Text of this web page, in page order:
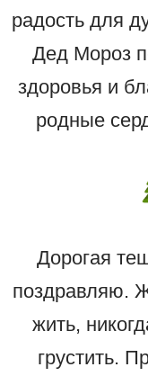
радость для
Дед Мороз
здоровья и
родные
Дорогая
поздравляю.
жить,
грустить.